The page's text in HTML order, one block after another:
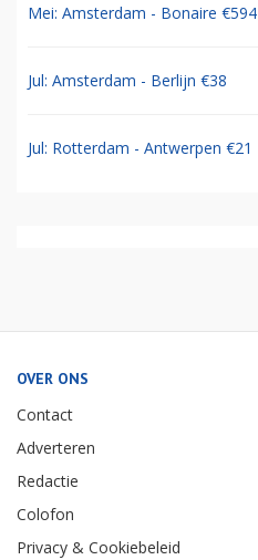
Mei: Amsterdam - Bonaire €594
Jul: Amsterdam - Berlijn €38
Jul: Rotterdam - Antwerpen €21
OVER ONS
Contact
Adverteren
Redactie
Colofon
Privacy & Cookiebeleid